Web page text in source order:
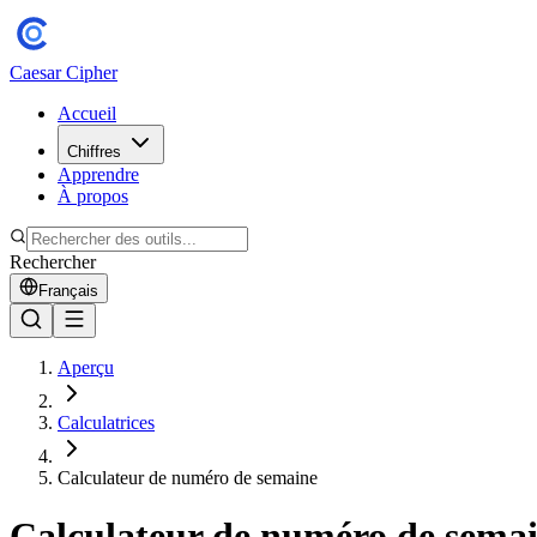
Caesar Cipher
Accueil
Chiffres
Apprendre
À propos
Rechercher
Français
Aperçu
Calculatrices
Calculateur de numéro de semaine